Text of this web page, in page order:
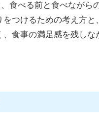
食べる前と食べながら
をつけるための考え方と
食事の満足感を残しな